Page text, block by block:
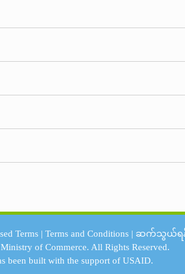
Terms| Terms and Conditions| ဆက်သွယ်ရ
Ministry of Commerce. All Rights Reserved.
been built with the support ofUSAID.